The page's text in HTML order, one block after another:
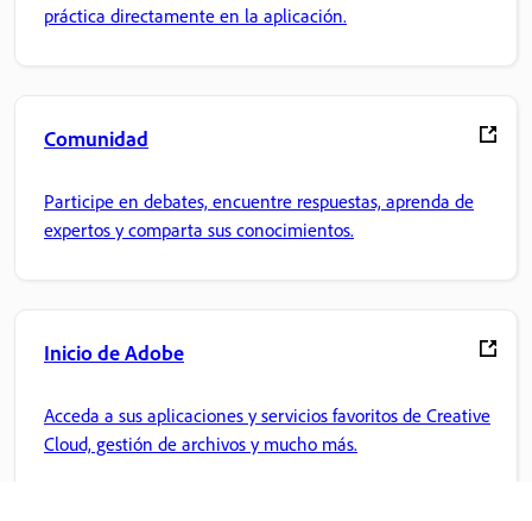
práctica directamente en la aplicación.
Comunidad
Participe en debates, encuentre respuestas, aprenda de
expertos y comparta sus conocimientos.
Inicio de Adobe
Acceda a sus aplicaciones y servicios favoritos de Creative
Cloud, gestión de archivos y mucho más.